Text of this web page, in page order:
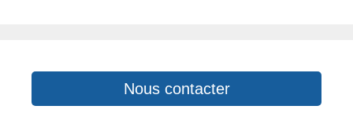
Nous contacter